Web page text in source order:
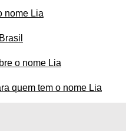
nome Lia
o nome Lia
quem tem o nome Lia